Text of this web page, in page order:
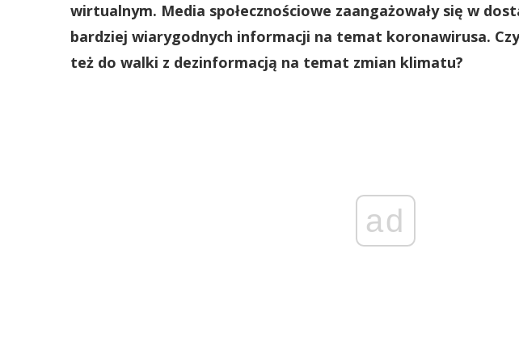
wirtualnym. Media społecznościowe zaangażowały się w
bardziej wiarygodnych informacji na temat koronawirusa.
też do walki z dezinformacją na temat zmian klimatu?
ad